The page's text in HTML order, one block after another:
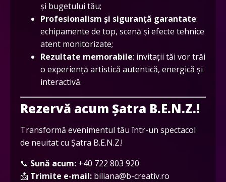
și bugetului tău;
Profesionalism și siguranță garantate:
echipamente de top, scenă și efecte tehnice
atent monitorizate;
Rezultate memorabile: invitații tăi vor trăi
o experiență artistică autentică, energică și
interactivă.
Rezervă acum Șatra B.E.N.Z.!
Transformă evenimentul tău într-un spectacol
de neuitat cu Șatra B.E.N.Z.!
📞 Sună acum: +40 722 803 920
📩 Trimite e-mail: biliana@b-creativ.ro